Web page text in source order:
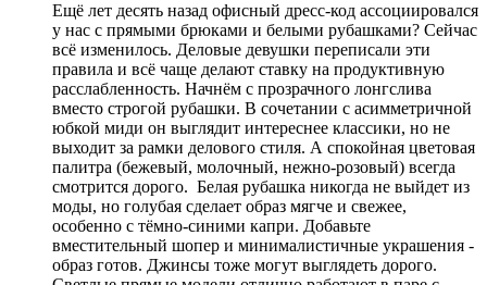
Ещё лет десять назад офисный дресс-код ассоциировался
у нас с прямыми брюками и белыми рубашками? Сейчас
всё изменилось. Деловые девушки переписали эти
правила и всё чаще делают ставку на продуктивную
расслабленность. Начнём с прозрачного лонгслива
вместо строгой рубашки. В сочетании с асимметричной
юбкой миди он выглядит интереснее классики, но не
выходит за рамки делового стиля. А спокойная цветовая
палитра (бежевый, молочный, нежно-розовый) всегда
смотрится дорого. Белая рубашка никогда не выйдет из
моды, но голубая сделает образ мягче и свежее,
особенно с тёмно-синими капри. Добавьте
вместительный шопер и минималистичные украшения -
образ готов. Джинсы тоже могут выглядеть дорого.